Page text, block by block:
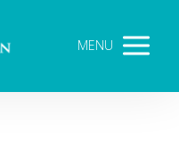
MENU